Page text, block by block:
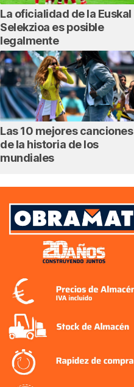
La oficialidad de la Euskal
Selekzioa es posible
legalmente
Las 10 mejores canciones
de la historia de los
mundiales